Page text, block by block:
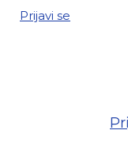
Prijavi se